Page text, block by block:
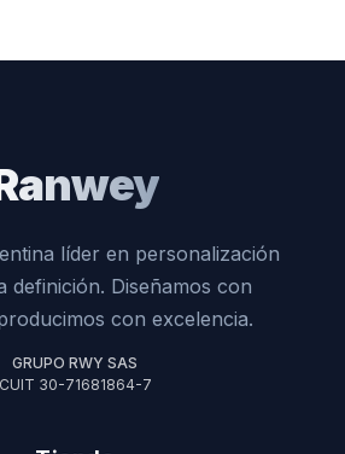
líder en personalización
definición. Diseñamos con
con excelencia.
GRUPO RWY SAS
CUIT 30-71681864-7